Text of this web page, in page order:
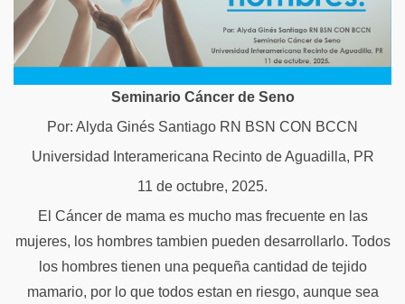
Seminario Cáncerde Seno
Por: Alyda Ginés Santiago RN BSN CON BCCN
Universidad Interamericana Recinto de Aguadilla, PR
11 de octubre, 2025.
El Cáncer de mama es mucho mas frecuente en las
mujeres, los hombres tambien pueden desarrollarlo. Todos
los hombres tienen una pequeña cantidad de tejido
mamario, por lo que todos estan en riesgo, aunque sea